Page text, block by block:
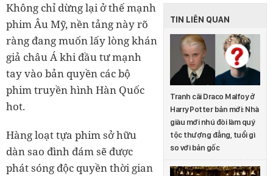
TIN LIÊN QUAN
Tranh cãi Draco Malfoy ở
Harry Potter bản mới: Nhà
giàu mới nhú đòi làm quý
tộc thượng đẳng, tuổi gì
so với bản gốc
Không chỉ dừng lại ở thế mạnh
phim Âu Mỹ, nền tảng này rõ
ràng đang muốn lấy lòng khán
giả châu Á khi đầu tư mạnh
tay vào bản quyền các bộ
phim truyền hình Hàn Quốc
hot.
Hàng loạt tựa phim sở hữu
dàn sao đình đám sẽ được
phát sóng độc quyền thời gian